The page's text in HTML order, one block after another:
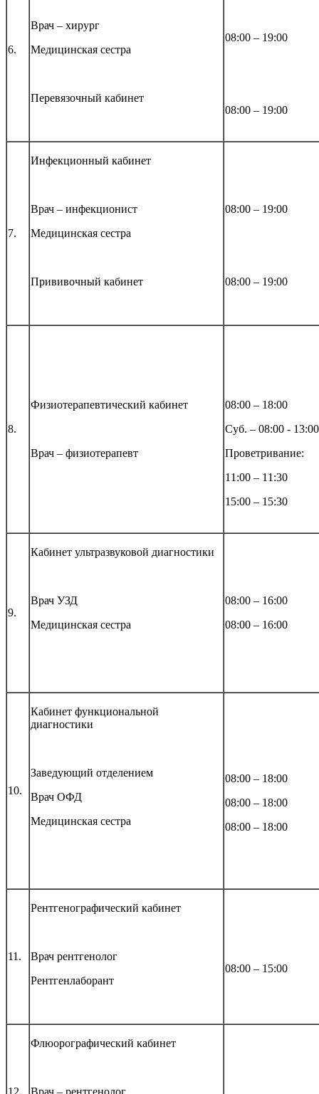
6.
Врач – хирург
Медицинская сестра
Перевязочный кабинет
08:00 – 19:00
08:00 – 19:00
7.
Инфекционный кабинет
Врач – инфекционист
Медицинская сестра
Прививочный кабинет
08:00 – 19:00
08:00 – 19:00
8.
Физиотерапевтический кабинет
Врач – физиотерапевт
08:00 – 18:00
Суб. – 08:00 - 13:00
Проветривание:
11:00 – 11:30
15:00 – 15:30
9.
Кабинет ультразвуковой диагностики
Врач УЗД
Медицинская сестра
08:00 – 16:00
08:00 – 16:00
10.
Кабинет функциональной
диагностики
Заведующий отделением
Врач ОФД
Медицинская сестра
08:00 – 18:00
08:00 – 18:00
08:00 – 18:00
11.
Рентгенографический кабинет
Врач рентгенолог
Рентгенлаборант
08:00 – 15:00
12.
Флюорографический кабинет
Врач – рентгенолог